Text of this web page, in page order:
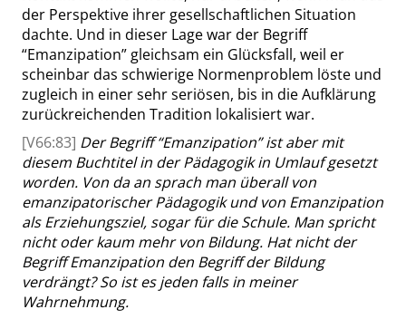
der Perspektive ihrer gesellschaftlichen Situation
dachte. Und in dieser Lage war der Begriff
“Emanzipation” gleichsam ein Glücksfall, weil er
scheinbar das schwierige Normenproblem löste und
zugleich in einer sehr seriösen, bis in die Aufklärung
zurückreichenden Tradition lokalisiert war.
[V66:83] Der Begriff“Emanzipation”ist aber mit
diesem Buchtitel in der Pädagogik in Umlauf gesetzt
worden. Von da an sprach man überall von
emanzipatorischer Pädagogikund von Emanzipation
als Erziehungsziel, sogar für die Schule. Man spricht
nicht oder kaum mehr von Bildung. Hat nicht der
Begriff Emanzipation den Begriff der Bildung
verdrängt?So ist es jeden falls in meiner
Wahrnehmung.